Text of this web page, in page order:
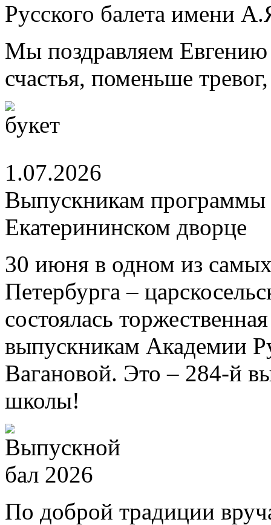
Русского балета имени
Мы поздравляем
счастья, поменьше
1.07.2026
Выпускникам
Екатерининском дворце
30 июня в одном из
Петербурга –
состоялась
выпускникам Академии
Вагановой. Это – 284-й
школы!
По доброй традиции